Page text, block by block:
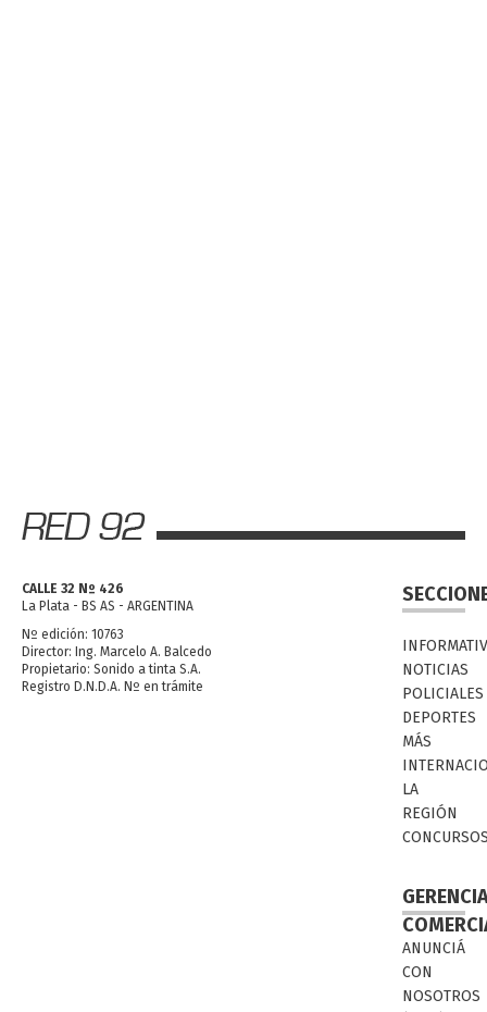
CALLE 32 Nº 426
La Plata - BS AS - ARGENTINA
Nº edición: 10763
Director: Ing. Marcelo A. Balcedo
Propietario: Sonido a tinta S.A.
Registro D.N.D.A. Nº en trámite
NOTICIAS
POLICIALES
DEPORTES
MÁS
LA
REGIÓN
ANUNCIÁ
CON
NOSOTROS